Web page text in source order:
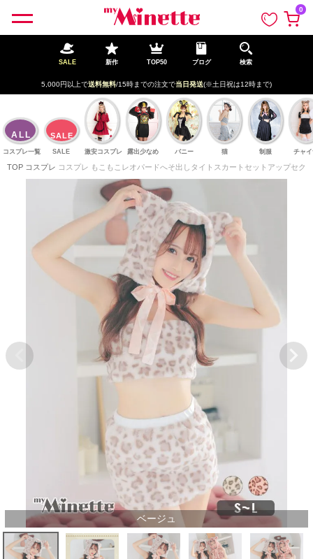
0
SALE 新作 TOP50 ブログ 検索
5,000円以上で送料無料/15時までの注文で当日発送(※土日祝は12時まで)
ALL
コスプレ一覧
SALE
SALE 激安コスプレ 露出少なめ バニー 猫 制服 チャ
TOP コスプレ コスプレ もこもこレオパードへそ出しタイトスカートセットアップセ
ベージュ
ペー
ジト
ップ